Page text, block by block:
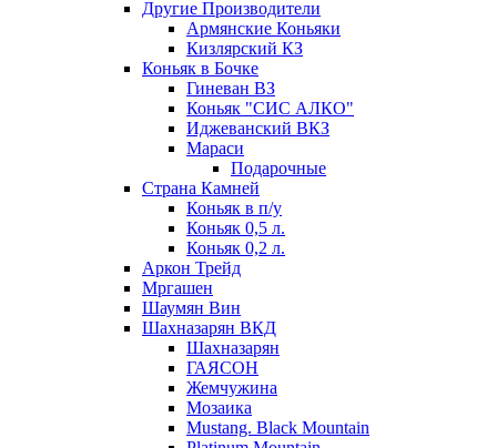
Другие Производители
Армянские Коньяки
Кизлярский КЗ
Коньяк в Бочке
Гиневан ВЗ
Коньяк "СИС АЛКО"
Иджеванский ВКЗ
Мараси
Подарочные
Страна Камней
Коньяк в п/у
Коньяк 0,5 л.
Коньяк 0,2 л.
Аркон Трейд
Мргашен
Шаумян Вин
Шахназарян ВКД
Шахназарян
ГАЯСОН
Жемчужина
Мозаика
Mustang. Black Mountain